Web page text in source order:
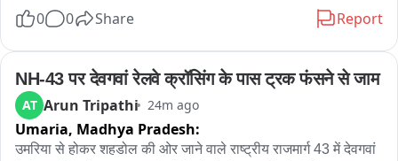
रवाना हुआ, अभियान का मुख्य कार्यक्रम आज अमरपुर के मोहगांव सिधौली में
योजनाओं की समीक्षा के साथ हितग्राहियों को लाभ वितरण, विकास कार्यों
का निरीक्षण कर जनसंवाद किया गया वहीं ग्रामीणों की शिकायतों का मौके
पर निराकरण किया गया । इस अवसर पर कलेक्टर ने छात्रावास और
आंगनबाड़ी का ओचक निरीक्षण कर जानकारी ली.
0 0 Share Report
NH-43 पर देवगवां रेलवे क्रॉसिंग के पास ट्रक फंसने से जाम
AT Arun Tripathi 24m ago
Umaria, Madhya Pradesh:
उमरिया से होकर शहडोल की ओर जाने वाले राष्ट्रीय राजमार्ग 43 में देवगवां